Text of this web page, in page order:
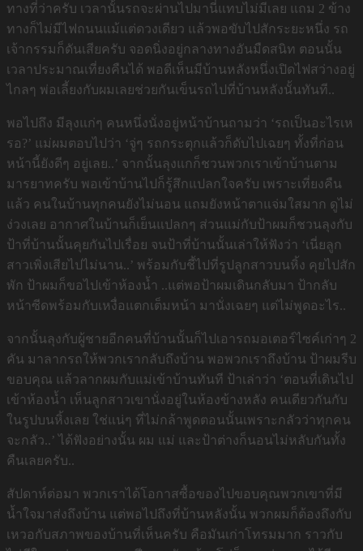
ทางที่ว่าครับ เวลานั้นรถจะผ่านไปมานี่แทบไม่มีเลย แถม 2 ข้าง
ทางก็ไม่มีไฟถนนแม้แต่ดวงเดียว แล้วพอขับไปสักระยะหนึ่ง รถ
เจ้ากรรมก็ดันเสียครับ จอดนิ่งอยู่กลางทางอันมืดสนิท ตอนนั้น
เวลาประมาณเที่ยงคืนได้ พอดีเห็นมีบ้านหลังหนึ่งเปิดไฟสว่างอยู่
ไกลๆ พ่อเลี้ยงกับผมเลยช่วยกันเข็นรถไปที่บ้านหลังนั้นทันที..
พอไปถึง มีลุงแก่ๆ คนหนึ่งนั่งอยู่หน้าบ้านถามว่า ‘รถเป็นอะไรเห
รอ?’ แม่ผมตอบไปว่า ‘จู่ๆ รถกระตุกแล้วก็ดับไปเฉยๆ ทั้งที่ก่อน
หน้านี้ยังดีๆ อยู่เลย..’ จากนั้นลุงแกก็ชวนพวกเราเข้าบ้านตาม
มารยาทครับ พอเข้าบ้านไปก็รู้สึกแปลกใจครับ เพราะเที่ยงคืน
แล้ว คนในบ้านทุกคนยังไม่นอน แถมยังหน้าตาแจ่มใสมาก ดูไม่
ง่วงเลย อากาศในบ้านก็เย็นแปลกๆ ส่วนแม่กับป้าผมก็ชวนลุงกับ
ป้าที่บ้านนั้นคุยกันไปเรื่อย จนป้าที่บ้านนั้นเล่าให้ฟังว่า ‘เนี่ยลูก
สาวเพิ่งเสียไปไม่นาน..’ พร้อมกับชี้ไปที่รูปลูกสาวบนหิ้ง คุยไปสัก
พัก ป้าผมก็ขอไปเข้าห้องน้ำ ..แต่พอป้าผมเดินกลับมา ป้ากลับ
หน้าซีดพร้อมกับเหงื่อแตกเต็มหน้า มานั่งเฉยๆ แต่ไม่พูดอะไร..
จากนั้นลุงกับผู้ชายอีกคนที่บ้านนั้นก็ไปเอารถมอเตอร์ไซค์เก่าๆ 2
คัน มาลากรถให้พวกเรากลับถึงบ้าน พอพวกเราถึงบ้าน ป้าผมรีบ
ขอบคุณ แล้วลากผมกับแม่เข้าบ้านทันที ป้าเล่าว่า ‘ตอนที่เดินไป
เข้าห้องน้ำ เห็นลูกสาวเขานั่งอยู่ในห้องข้างหลัง คนเดียวกันกับ
ในรูปบนหิ้งเลย ใช่แน่ๆ ที่ไม่กล้าพูดตอนนั้นเพราะกลัวว่าทุกคน
จะกลัว..’ ได้ฟังอย่างนั้น ผม แม่ และป้าต่างก็นอนไม่หลับกันทั้ง
คืนเลยครับ..
สัปดาห์ต่อมา พวกเราได้โอกาสซื้อของไปขอบคุณพวกเขาที่มี
น้ำใจมาส่งถึงบ้าน แต่พอไปถึงที่บ้านหลังนั้น พวกผมก็ต้องถึงกับ
เหวอกับสภาพของบ้านที่เห็นครับ คือมันเก่าโทรมมาก ราวกับ